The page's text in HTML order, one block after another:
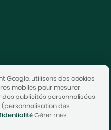
Google, utilisons des cookies
mobiles pour mesurer
publicités personnalisées
des
Gérer mes